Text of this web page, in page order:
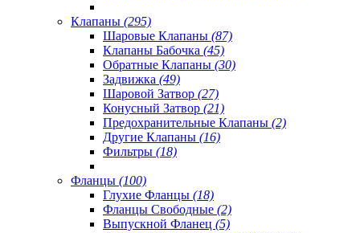
Клапаны (295)
Шаровые Клапаны (87)
Клапаны Бабочка (45)
Обратные Клапаны (30)
Задвижка (49)
Шаровой Затвор (27)
Конусный Затвор (21)
Предохранительные Клапаны (2)
Другие Клапаны (16)
Фильтры (18)
Фланцы (100)
Глухие Фланцы (18)
Фланцы Свободные (2)
Выпускной Фланец (5)